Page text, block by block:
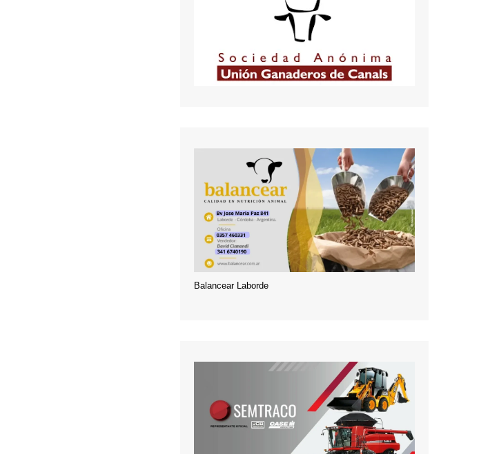
Balancear Laborde